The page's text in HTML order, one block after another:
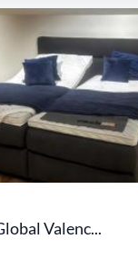
Valenc...